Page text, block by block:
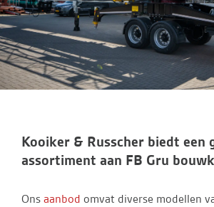
Kooiker & Russcher biedt een
assortiment aan FB Gru
Onsaanbod omvat diverse modellen